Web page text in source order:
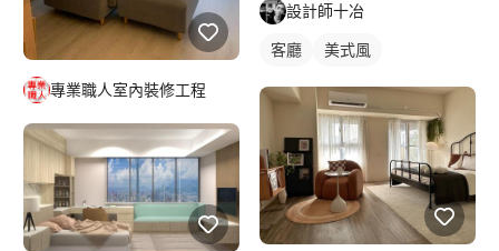
專業職人室內裝修工程
設計師十冶
客廳 美式風